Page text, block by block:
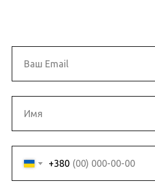
+380